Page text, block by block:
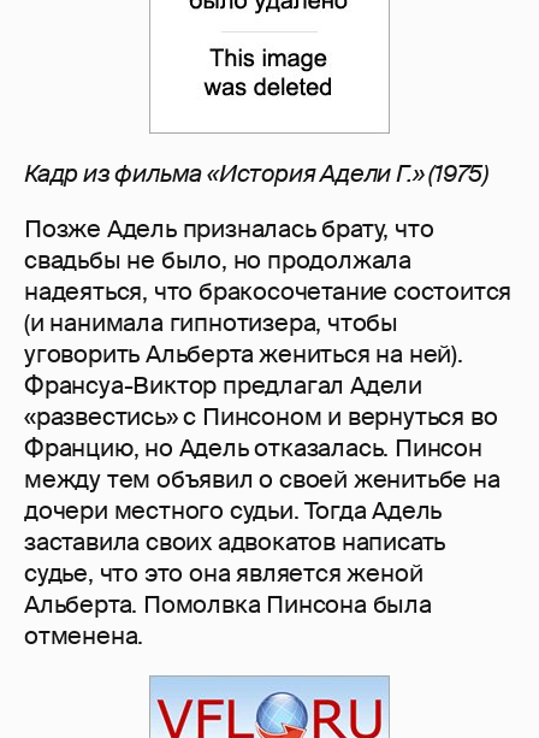
Кадр из фильма «История Адели Г.» (1975)
Позже Адель призналась брату, что
свадьбы не было, но продолжала
надеяться, что бракосочетание состоится
(и нанимала гипнотизера, чтобы
уговорить Альберта жениться на ней).
Франсуа-Виктор предлагал Адели
«развестись» с Пинсоном и вернуться во
Францию, но Адель отказалась. Пинсон
между тем объявил о своей женитьбе на
дочери местного судьи. Тогда Адель
заставила своих адвокатов написать
судье, что это она является женой
Альберта. Помолвка Пинсона была
отменена.